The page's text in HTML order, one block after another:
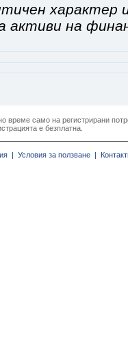
характер
активи на
време само на регистрирани
е безплатна.
| Условия за ползване |